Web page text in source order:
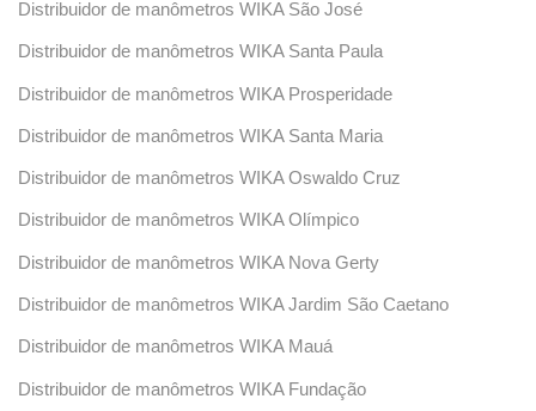
Distribuidor de manômetros WIKA São José
Distribuidor de manômetros WIKA Santa Paula
Distribuidor de manômetros WIKA Prosperidade
Distribuidor de manômetros WIKA Santa Maria
Distribuidor de manômetros WIKA Oswaldo Cruz
Distribuidor de manômetros WIKA Olímpico
Distribuidor de manômetros WIKA Nova Gerty
Distribuidor de manômetros WIKA Jardim São Caetano
Distribuidor de manômetros WIKA Mauá
Distribuidor de manômetros WIKA Fundação